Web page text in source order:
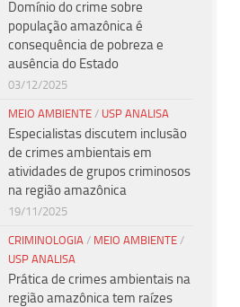
Domínio do crime sobre
população amazônica é
consequência de pobreza e
ausência do Estado
03/12/2025
MEIO AMBIENTE / USP ANALISA
Especialistas discutem inclusão
de crimes ambientais em
atividades de grupos criminosos
na região amazônica
19/11/2025
CRIMINOLOGIA / MEIO AMBIENTE /
USP ANALISA
Prática de crimes ambientais na
região amazônica tem raízes